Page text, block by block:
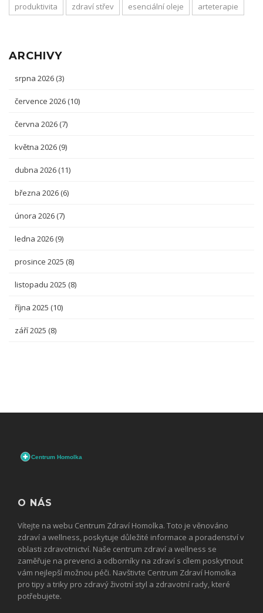
produktivita
zdraví střev esenciální oleje arteterapie
ARCHIVY
srpna 2026 (3)
července 2026 (10)
června 2026 (7)
května 2026 (9)
dubna 2026 (11)
března 2026 (6)
února 2026 (7)
ledna 2026 (9)
prosince 2025 (8)
listopadu 2025 (8)
října 2025 (10)
září 2025 (8)
O NÁS
Vítejte na webu Centrum Zdraví Homolka. Toto je věnováno
zdraví a wellness, poskytuje důležité informace a poradenství v
oblasti zdravotnictví. Naše centrum zdraví a wellness se
zaměřuje na prevenci a odborníky na zdraví s cílem poskytnout
vám nejlepší možnou péči. Navštivte Centrum Zdraví Homolka
pro tipy a triky pro zdravý životní styl a zdravotní rady, které
potřebujete.